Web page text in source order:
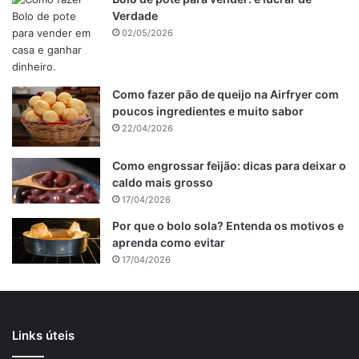
do pudim, adicione algumas gotas de limão antes de
despejar a mistura.
Ao assar o pudim, é importante que a forma seja colocada
em um banho-maria para evitar que ele cozinhe
desigualmente e queime.
Após retirar o pudim do forno, deixe-o esfriar
firme e não se despedaçará ao ser cortado.
Sirva o pudim de bolacha Maria gelado para um sabor
ainda mais refrescante. Caso deseje, você pode decorá-lo
com uma calda de caramelo ou chocolate.
Verdade
02/05/2026
Como fazer pão de queijo na Airfryer com
poucos ingredientes e muito sabor
22/04/2026
Como engrossar feijão: dicas para deixar o
caldo mais grosso
17/04/2026
Por que o bolo sola? Entenda os motivos e
aprenda como evitar
17/04/2026
Links úteis